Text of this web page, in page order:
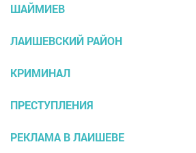
ШАЙМИЕВ
ЛАИШЕВСКИЙ РАЙОН
КРИМИНАЛ
ПРЕСТУПЛЕНИЯ
РЕКЛАМА В ЛАИШЕВЕ